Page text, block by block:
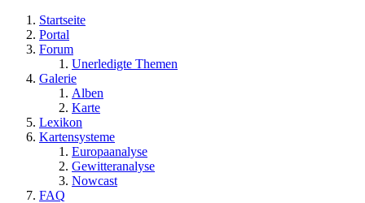
Startseite
Portal
Forum
Unerledigte Themen
Galerie
Alben
Karte
Lexikon
Kartensysteme
Europaanalyse
Gewitteranalyse
Nowcast
FAQ